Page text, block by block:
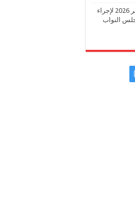
تحديد يوم 23 شتنبر 2026 لإجراء
النواب